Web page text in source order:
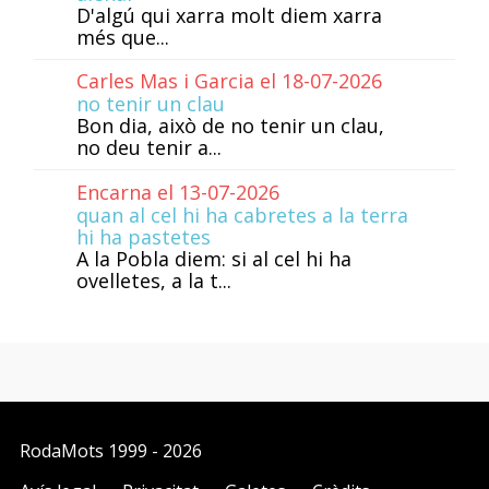
D'algú qui xarra molt diem xarra
més que...
Carles Mas i Garcia el 18-07-2026
no tenir un clau
Bon dia, això de no tenir un clau,
no deu tenir a...
Encarna el 13-07-2026
quan al cel hi ha cabretes a la terra
hi ha pastetes
A la Pobla diem: si al cel hi ha
ovelletes, a la t...
RodaMots 1999 - 2026